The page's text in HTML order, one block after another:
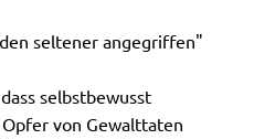
seltener angegriffen"
selbstbewusst
von Gewalttaten